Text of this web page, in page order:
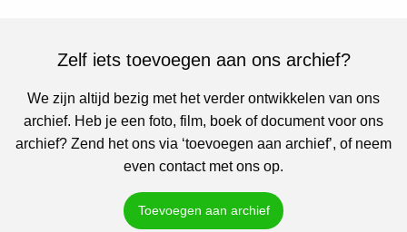
Zelf iets toevoegen aan ons archief?
We zijn altijd bezig met het verder ontwikkelen van ons
archief. Heb je een foto, film, boek of document voor ons
archief? Zend het ons via ‘toevoegen aan archief’, of neem
even contact met ons op.
Toevoegen aan archief